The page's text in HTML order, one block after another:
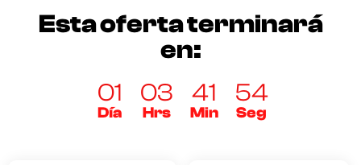
Esta oferta terminará
en:
01
Día
03
Hrs
41
Min
54
Seg